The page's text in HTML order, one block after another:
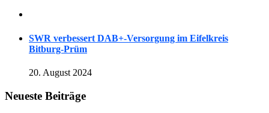
SWR verbessert DAB+-Versorgung im Eifelkreis
Bitburg-Prüm
20. August 2024
Neueste Beiträge